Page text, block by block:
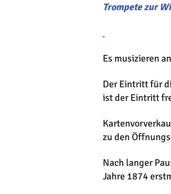
Trompete zur
Es musizieren
Der Eintritt für
ist der Eintritt
zu den
Nach langer
Jahre 1874